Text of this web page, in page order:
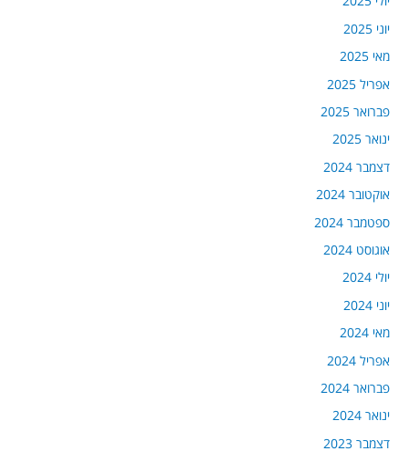
יוני 2025
מאי 2025
אפריל 2025
פברואר 2025
ינואר 2025
דצמבר 2024
אוקטובר 2024
ספטמבר 2024
אוגוסט 2024
יולי 2024
יוני 2024
מאי 2024
אפריל 2024
פברואר 2024
ינואר 2024
דצמבר 2023